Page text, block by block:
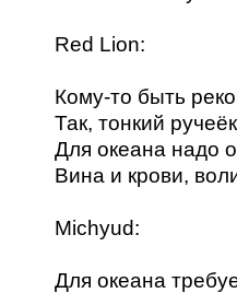
Red Lion:
Кому-то быть
Так, тонкий
Для океана надо
Вина и крови,
Michyud:
Для океана